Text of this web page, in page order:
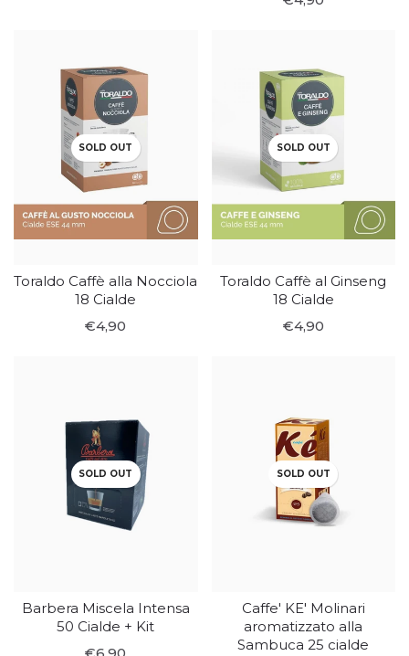
SOLD OUT
Toraldo Caffè alla Nocciola
18 Cialde
€4,90
SOLD OUT
Toraldo Caffè al Ginseng
18 Cialde
€4,90
SOLD OUT
Barbera Miscela Intensa
50 Cialde + Kit
SOLD OUT
Caffe' KE' Molinari
aromatizzato alla
Sambuca 25 cialde